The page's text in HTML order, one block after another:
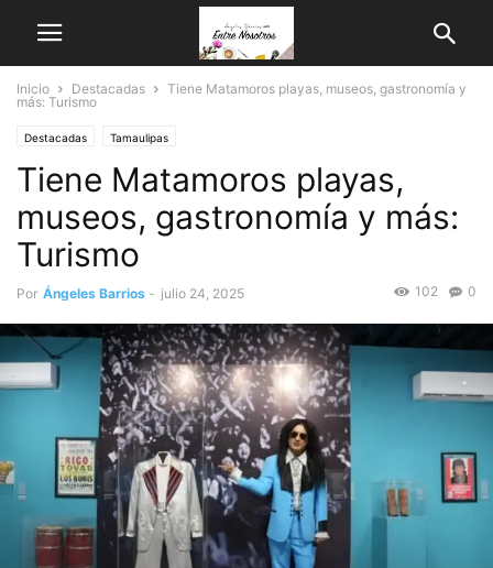
Inicio Destacadas
Tiene Matamoros playas, museos, gastronomía y
más: Turismo
Destacadas Tamaulipas
Tiene Matamoros playas,
museos, gastronomía y más:
Turismo
Por Ángeles Barrios - julio 24, 2025 0
102